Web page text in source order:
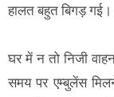
हालत बहुत बिगड़ गई।
घर में न तो निजी
समय पर एम्बुलेंस